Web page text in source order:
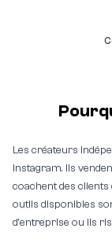
Les créateurs
Instagram. Ils
coachent des
outils disponibles
d'entreprise ou ils